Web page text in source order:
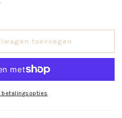
toevoegen
betalingsopties